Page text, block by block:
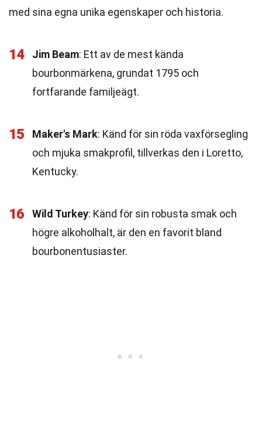
med sina egna unika egenskaper och historia.
14 Jim Beam: Ett av de mest kända
bourbonmärkena, grundat 1795 och
fortfarande familjeägt.
15 Maker's Mark: Känd för sin röda vaxförsegling
och mjuka smakprofil, tillverkas den i Loretto,
Kentucky.
16 Wild Turkey: Känd för sin robusta smak och
högre alkoholhalt, är den en favorit bland
bourbonentusiaster.